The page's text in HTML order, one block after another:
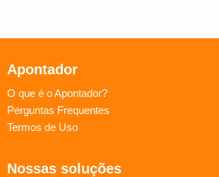
Apontador
O que é o Apontador?
Perguntas Frequentes
Termos de Uso
Nossas soluções